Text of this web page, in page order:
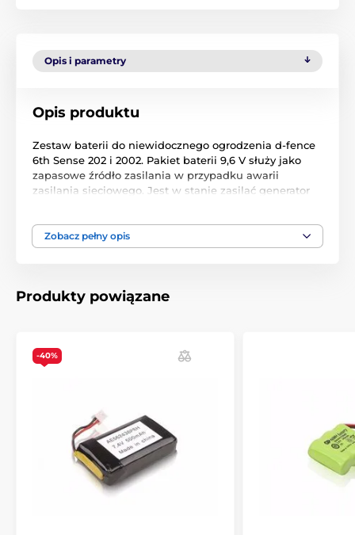
Opis i parametry
Opis produktu
Zestaw baterii do niewidocznego ogrodzenia d-fence
6th Sense 202 i 2002. Pakiet baterii 9,6 V służy jako
zapasowe źródło zasilania w przypadku awarii
zasilania sieciowego. Jest w stanie zasilać generator
Napięcie: 9,6 V
Pojemność: 800 mAh
Produkt znajduje się w kategoriach
Zobacz pełny opis
Produkty powiązane
-40%